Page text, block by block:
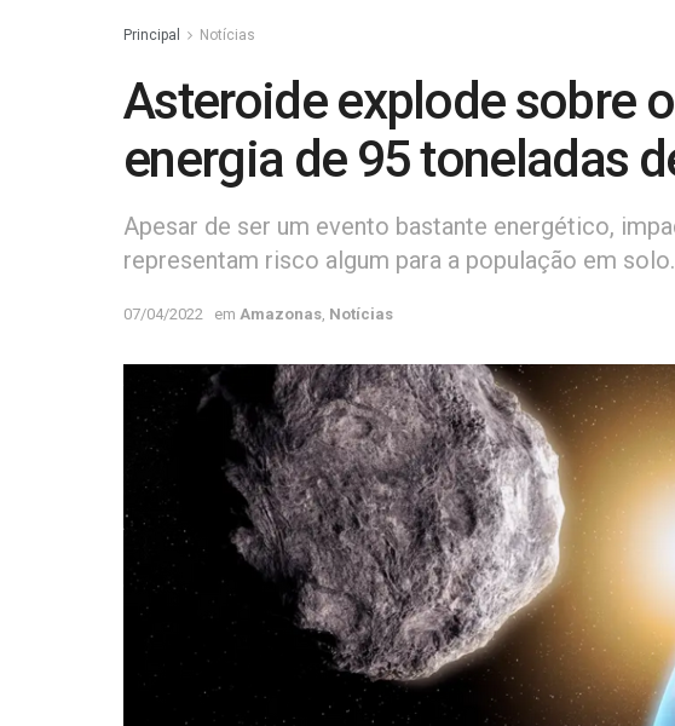
Principal Notícias
Asteroide explode sobre
energia de 95 toneladas
Apesar de ser um evento bastante energético,
representam risco algum para a população em solo.
07/04/2022 em Amazonas Notícias